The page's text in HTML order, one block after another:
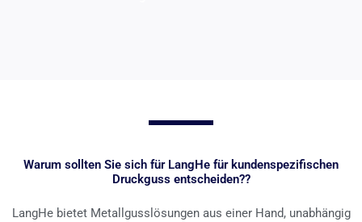
Warum sollten Sie sich für LangHe für kundenspezifischen
Druckguss entscheiden??
LangHe bietet Metallgusslösungen aus einer Hand, unabhängig